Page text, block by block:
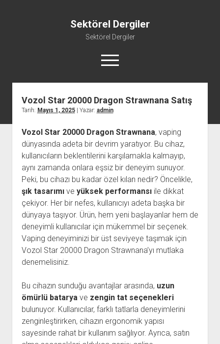
Sektörel Dergiler
Sektörel Dergiler
menüyü
aç
Linkedin Beğeni Atma Ücretsiz
Sayfa Listesi
Twitter Gizli Yanıt Görme
Youtube Beğeni Yükseltme Hilesi
Vozol Star 20000 Dragon Strawnana Satış
Tarih: Mayıs 1, 2025| Yazar: admin
Vozol Star 20000 Dragon Strawnana, vaping
dünyasında adeta bir devrim yaratıyor. Bu cihaz,
kullanıcıların beklentilerini karşılamakla kalmayıp,
aynı zamanda onlara eşsiz bir deneyim sunuyor.
Peki, bu cihazı bu kadar özel kılan nedir? Öncelikle,
şık tasarımıve yüksek performansıile dikkat
çekiyor. Her bir nefes, kullanıcıyı adeta başka bir
dünyaya taşıyor. Ürün, hem yeni başlayanlar hem de
deneyimli kullanıcılar için mükemmel bir seçenek.
Vaping deneyiminizi bir üst seviyeye taşımak için
Vozol Star 20000 Dragon Strawnana’yı mutlaka
denemelisiniz.
Bu cihazın sunduğu avantajlar arasında, uzun
ömürlü bataryave zengin tat seçenekleri
bulunuyor. Kullanıcılar, farklı tatlarla deneyimlerini
zenginleştirirken, cihazın ergonomik yapısı
sayesinde rahat bir kullanım sağlıyor. Ayrıca, satın